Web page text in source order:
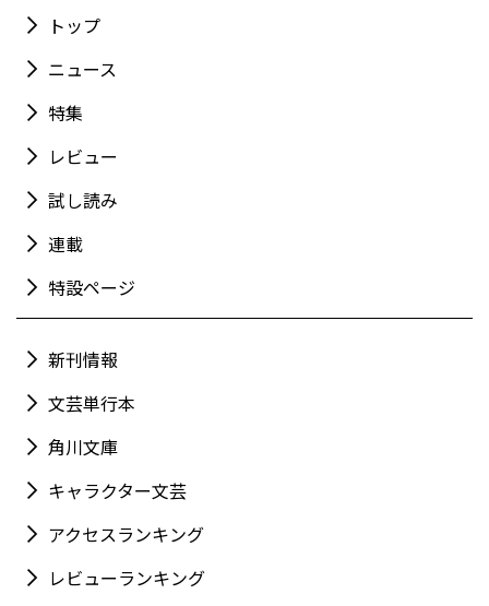
トップ
ニュース
特集
レビュー
試し読み
連載
特設ページ
新刊情報
文芸単行本
角川文庫
キャラクター文芸
アクセスランキング
レビューランキング